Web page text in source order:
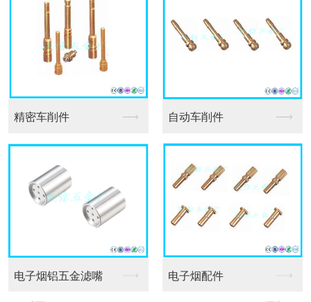
走心机车床件 机加工车床件
数控车削件 车削件厂家